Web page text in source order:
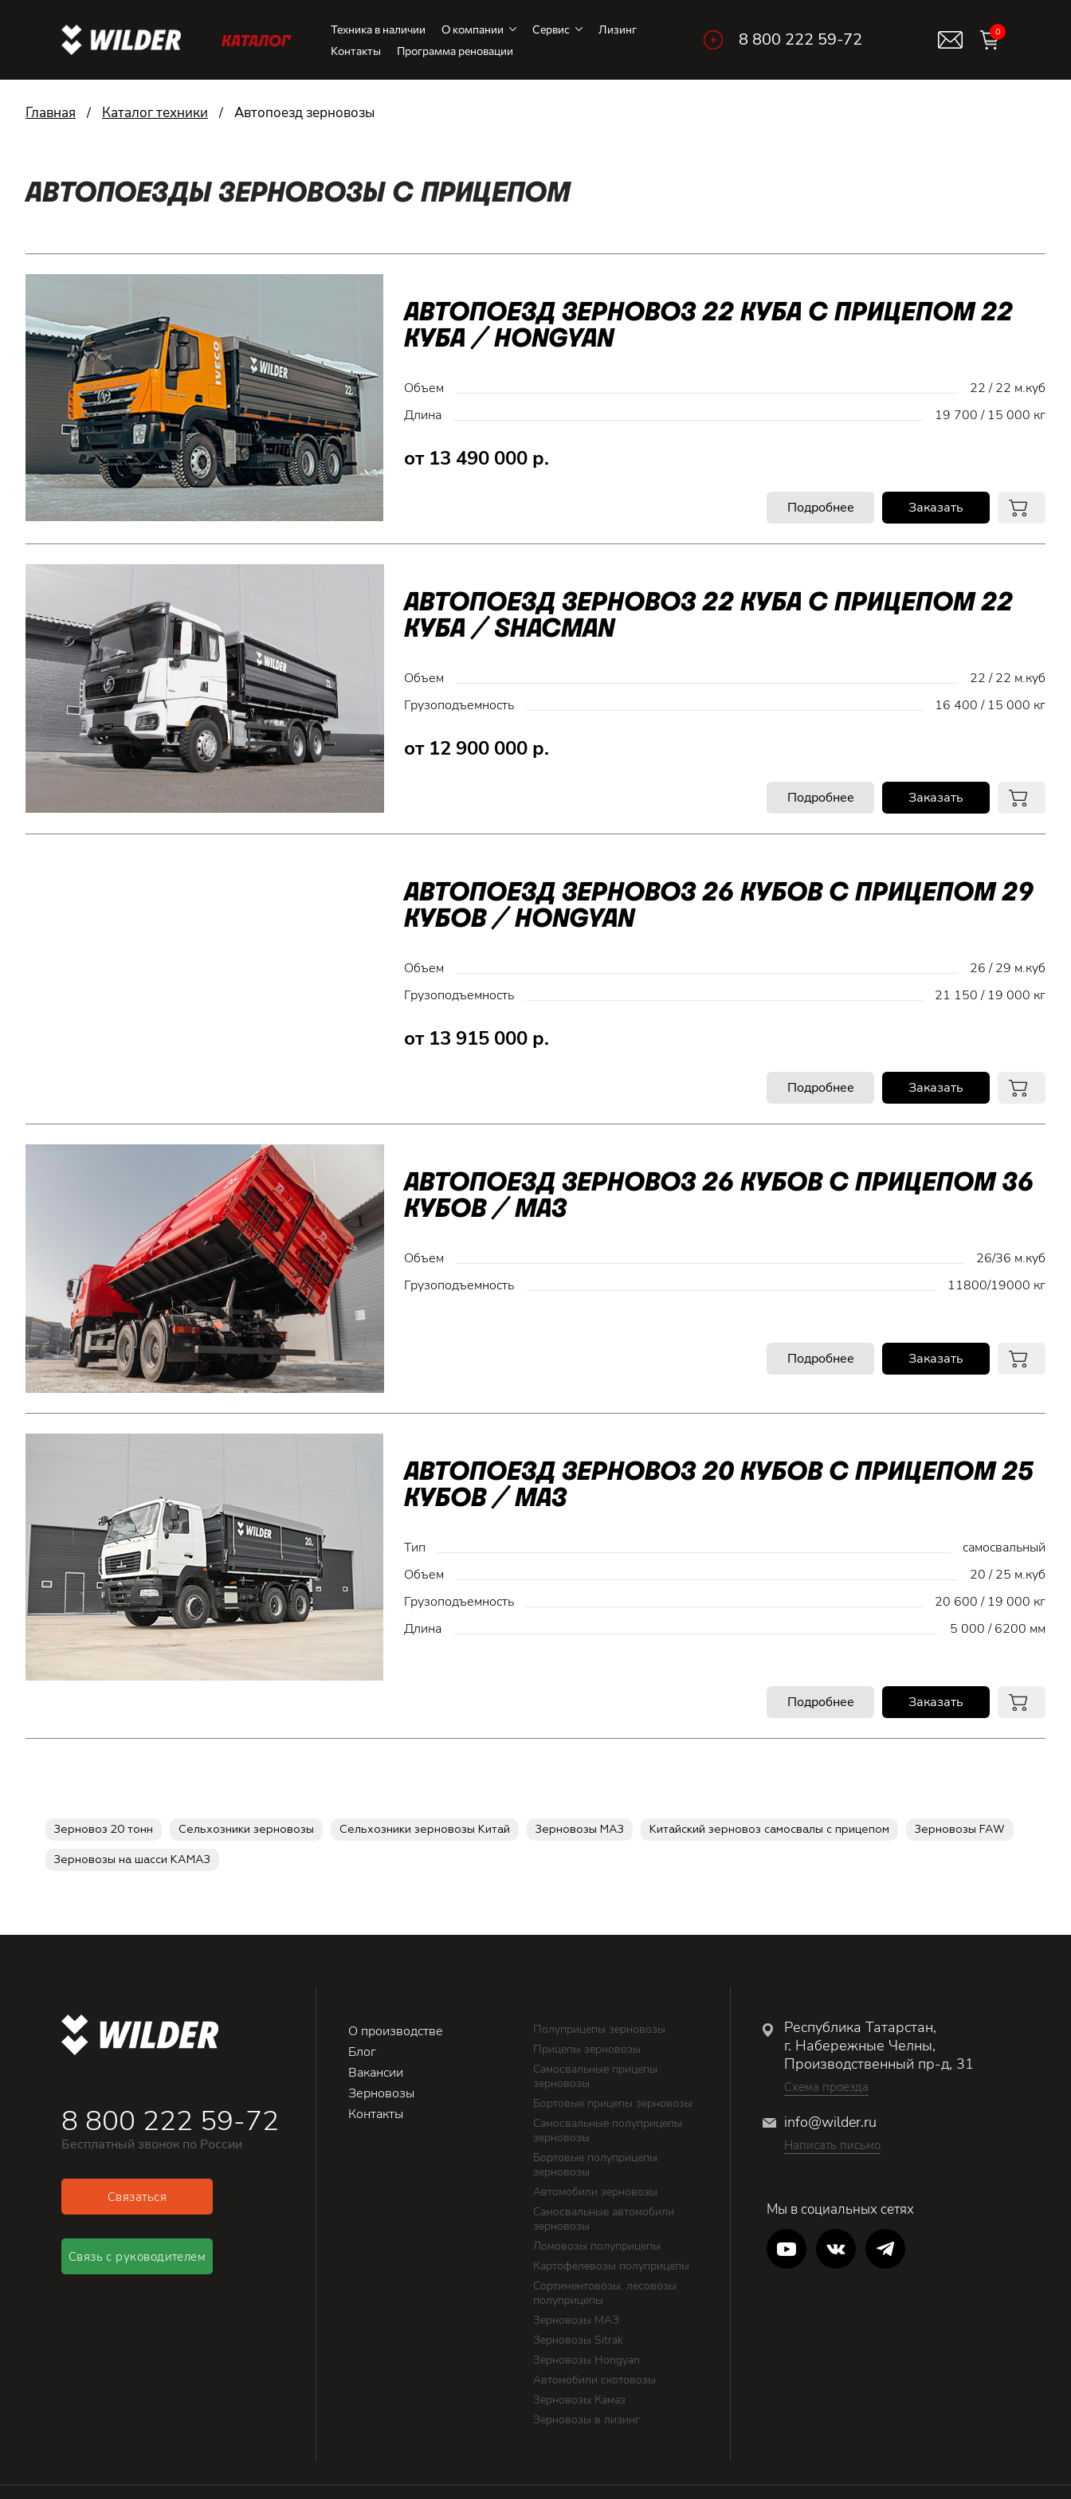
КАТАЛОГ
Техника в наличии О компании Сервис
Лизинг
Контакты
Программа реновации
8 800 222 59-72 0
Главная / Каталог техники / Автопоезд зерновозы
АВТОПОЕЗДЫ ЗЕРНОВОЗЫ С ПРИЦЕПОМ
АВТОПОЕЗД ЗЕРНОВОЗ 22 КУБА С ПРИЦЕПОМ 22
КУБА / HONGYAN
Объем
22 / 22 м.куб
Длина
19 700 / 15 000 кг
от 13 490 000 р.
Подробнее Заказать
АВТОПОЕЗД ЗЕРНОВОЗ 22 КУБА С ПРИЦЕПОМ 22
КУБА / SHACMAN
Объем
22 / 22 м.куб
Грузоподъемность
16 400 / 15 000 кг
от 12 900 000 р.
Подробнее Заказать
АВТОПОЕЗД ЗЕРНОВОЗ 26 КУБОВ С ПРИЦЕПОМ 29
КУБОВ / HONGYAN
Объем
26 / 29 м.куб
Грузоподъемность
21 150 / 19 000 кг
от 13 915 000 р.
Подробнее Заказать
АВТОПОЕЗД ЗЕРНОВОЗ 26 КУБОВ С ПРИЦЕПОМ 36
КУБОВ / МАЗ
Объем
26/36 м.куб
Грузоподъемность
11800/19000 кг
Подробнее Заказать
АВТОПОЕЗД ЗЕРНОВОЗ 20 КУБОВ С ПРИЦЕПОМ 25
КУБОВ / МАЗ
Тип
самосвальный
Объем
20 / 25 м.куб
Грузоподъемность
20 600 / 19 000 кг
Длина
5 000 / 6200 мм
Подробнее Заказать
Зерновоз 20 тонн Сельхозники зерновозы Сельхозники зерновозы Китай Зерновозы МАЗ Китайский зерновоз самосвалы с прицепом Зерновозы FAW
Зерновозы на шасси КАМАЗ
8 800 222 59-72
Бесплатный звонок по России
Связаться
Связь с руководителем
О производстве
Блог
Вакансии
Зерновозы
Контакты
Полуприцепы зерновозы
Прицепы зерновозы
Самосвальные прицепы
зерновозы
Бортовые прицепы зерновозы
Самосвальные полуприцепы
зерновозы
Бортовые полуприцепы
зерновозы
Автомобили зерновозы
Самосвальные автомобили
зерновозы
Ломовозы полуприцепы
Картофелевозы полуприцепы
Сортиментовозы, лесовозы
полуприцепы
Зерновозы МАЗ
Зерновозы Sitrak
Зерновозы Hongyan
Автомобили скотовозы
Зерновозы Камаз
Зерновозы в лизинг
Республика Татарстан,
г. Набережные Челны,
Производственный пр-д, 31
Схема проезда
info@wilder.ru
Написать письмо
Мы в социальных сетях